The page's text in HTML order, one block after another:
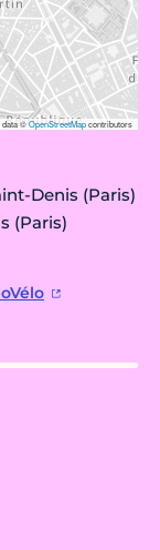
data ©OpenStreetMapcontributors
Denis (Paris)
(Paris)